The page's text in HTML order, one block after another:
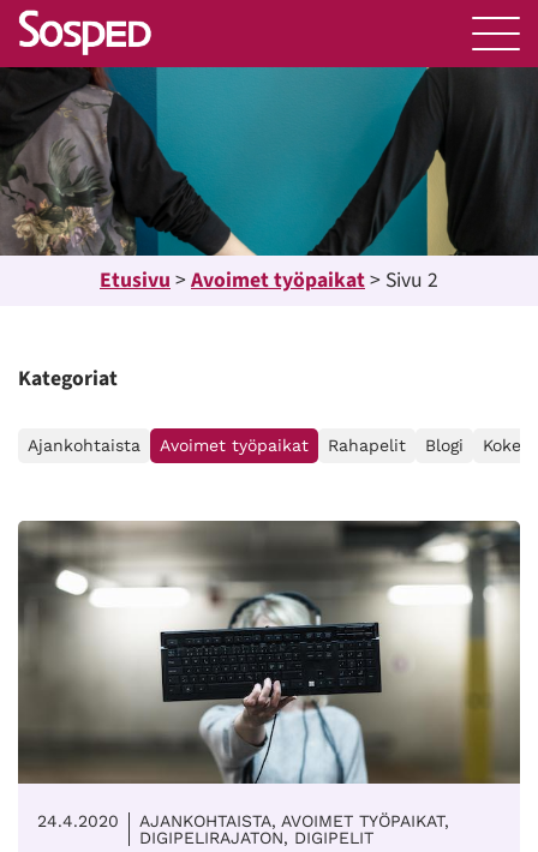
Etusivu > Avoimet työpaikat> Sivu 2
Kategoriat
Ajankohtaista Avoimet työpaikat Rahapelit Blogi
24.4.2020
AJANKOHTAISTA, AVOIMET TYÖPAIKAT,
DIGIPELIRAJATON, DIGIPELIT